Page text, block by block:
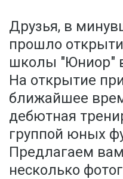
Друзья, в
прошло
школы "Юниор"
На открытие
ближайшее
дебютная
группой юных
Предлагаем
несколько